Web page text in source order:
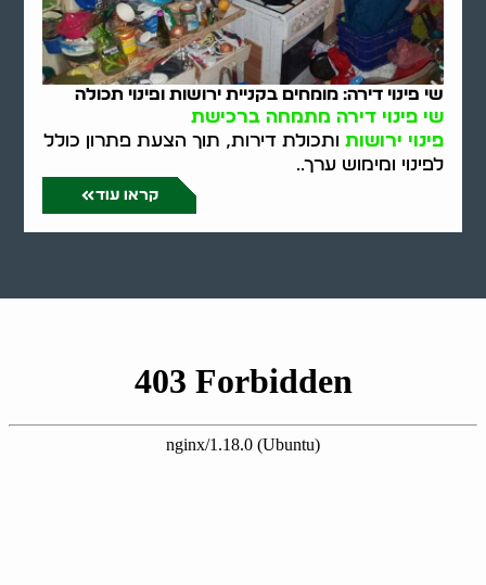
שי פינוי דירה: מומחים בקניית ירושות ופינוי תכולה
שי פינוי דירה מתמחה ברכישת
פינוי ירושות ותכולת דירות, תוך הצעת פתרון כולל
לפינוי ומימוש ערך..
קראו עוד